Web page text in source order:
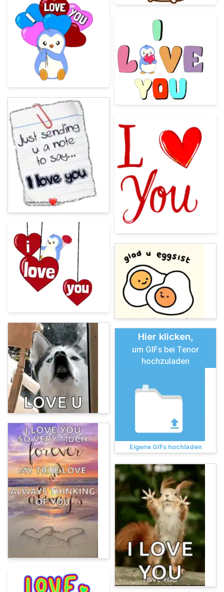
Hier klicken,
um GIFs bei Tenor
hochzuladen
Eigene GIFs hochladen